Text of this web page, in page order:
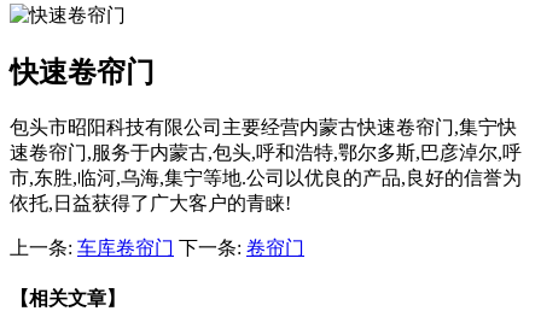
快速卷帘门
包头市昭阳科技有限公司主要经营内蒙古快速卷帘门,集宁快
速卷帘门,服务于内蒙古,包头,呼和浩特,鄂尔多斯,巴彦淖尔,呼
市,东胜,临河,乌海,集宁等地.公司以优良的产品,良好的信誉为
依托,日益获得了广大客户的青睐!
上一条: 车库卷帘门 下一条: 卷帘门
【相关文章】